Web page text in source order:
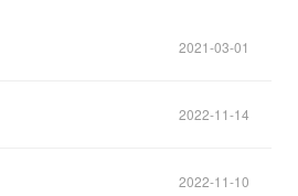
2021-03-01
2022-11-14
2022-11-10